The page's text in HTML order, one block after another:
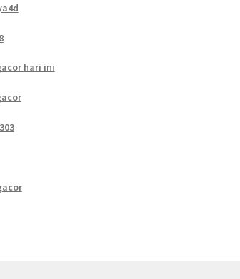
hari ini